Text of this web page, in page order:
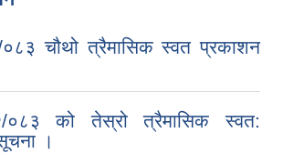
चौथो त्रैमासिक स्वत प्रकाशन
को तेस्रो त्रैमासिक स्वत:
।